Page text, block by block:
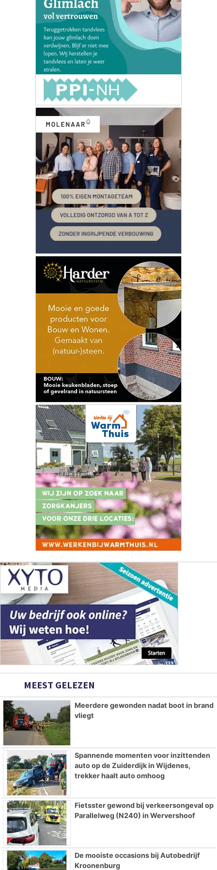
MEEST GELEZEN
Meerdere gewonden nadat boot in brand
vliegt
Spannende momenten voor inzittenden
auto op de Zuiderdijk in Wijdenes,
trekker haalt auto omhoog
Fietsster gewond bij verkeersongeval op
Parallelweg (N240) in Wervershoof
De mooiste occasions bij Autobedrijf
Kroonenburg